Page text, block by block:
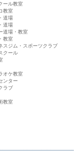
ール教室
教室
道場
道場
道場・教室
教室
スジム・スポーツクラブ
クール
オケ教室
ンター
ラブ
教室